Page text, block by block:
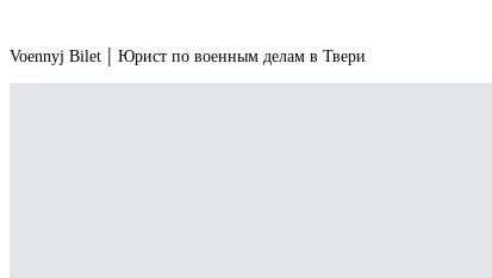
Voennyj Bilet | Юрист по военным делам в Твери